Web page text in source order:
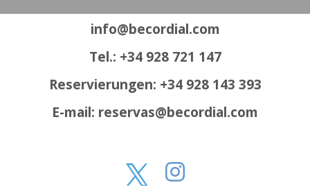
info@becordial.com
Tel.: +34 928 721 147
Reservierungen: +34 928 143 393
E-mail: reservas@becordial.com